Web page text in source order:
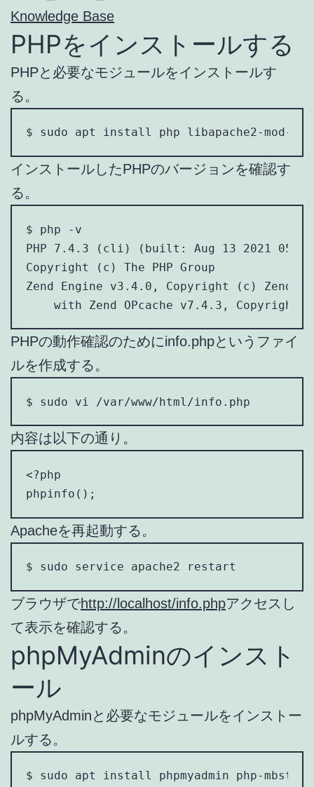
Knowledge Base
PHPをインストールする
PHPと必要なモジュールをインストールす
る。
$ sudo apt install php libapache2-mod-php
インストールしたPHPのバージョンを確認す
る。
$ php -v
PHP 7.4.3 (cli) (built: Aug 13 2021
Copyright (c) The PHP Group
Zend Engine v3.4.0, Copyright (c) Zend
with Zend OPcache v7.4.3, Copyright
PHPの動作確認のためにinfo.phpというファイ
ルを作成する。
$ sudo vi /var/www/html/info.php
内容は以下の通り。
<?php
phpinfo();
Apacheを再起動する。
$ sudo service apache2 restart
ブラウザでhttp://localhost/info.phpアクセスし
て表示を確認する。
phpMyAdminのインスト
ール
phpMyAdminと必要なモジュールをインストー
ルする。
$ sudo apt install phpmyadmin php-